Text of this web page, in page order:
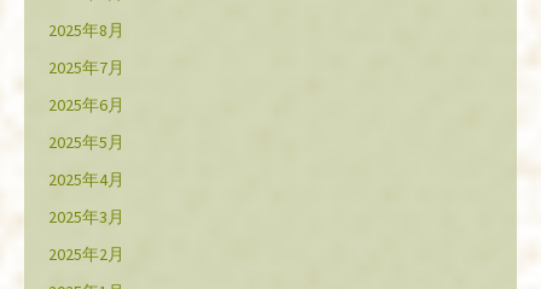
2025年8月
2025年7月
2025年6月
2025年5月
2025年4月
2025年3月
2025年2月